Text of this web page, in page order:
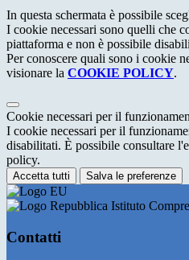
In questa schermata è possibile
I cookie necessari sono quelli che
piattaforma e non è possibile
Per conoscere quali sono i cookie
visionare la COOKIE POLICY.
Cookie necessari per il
I cookie necessari per il
disabilitati. È possibile consultare
policy.
Accetta tutti Salva le preferenze
Istituto
Contatti